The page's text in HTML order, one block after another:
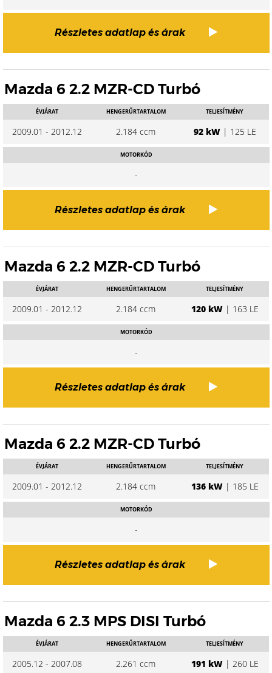
Részletes adatlap és árak
Mazda 6 2.2 MZR-CD Turbó
ÉVJÁRAT
2009.01 - 2012.12
HENGERŰRTARTALOM
2.184 ccm
TELJESÍTMÉNY
92 kW| 125 LE
MOTORKÓD
-
Részletes adatlap és árak
Mazda 6 2.2 MZR-CD Turbó
ÉVJÁRAT
2009.01 - 2012.12
HENGERŰRTARTALOM
2.184 ccm
TELJESÍTMÉNY
120 kW| 163 LE
MOTORKÓD
-
Részletes adatlap és árak
Mazda 6 2.2 MZR-CD Turbó
ÉVJÁRAT
2009.01 - 2012.12
HENGERŰRTARTALOM
2.184 ccm
TELJESÍTMÉNY
136 kW| 185 LE
MOTORKÓD
-
Részletes adatlap és árak
Mazda 6 2.3 MPS DISI Turbó
ÉVJÁRAT
2005.12 - 2007.08
HENGERŰRTARTALOM
2.261 ccm
TELJESÍTMÉNY
191 kW| 260 LE